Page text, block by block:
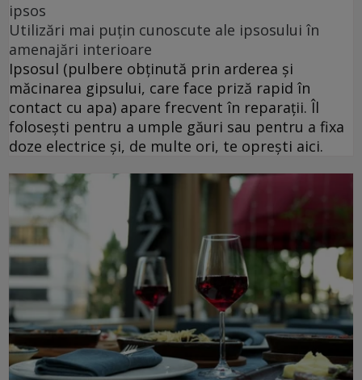
ipsos
Utilizări mai puțin cunoscute ale ipsosului în
amenajări interioare
Ipsosul (pulbere obținută prin arderea și
măcinarea gipsului, care face priză rapid în
contact cu apa) apare frecvent în reparații. Îl
folosești pentru a umple găuri sau pentru a fixa
doze electrice și, de multe ori, te oprești aici.